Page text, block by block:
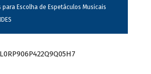
para Escolha de Espetáculos Musicais